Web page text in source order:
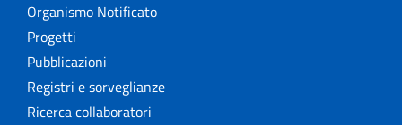
Organismo Notificato
Progetti
Pubblicazioni
Registri e sorveglianze
Ricerca collaboratori